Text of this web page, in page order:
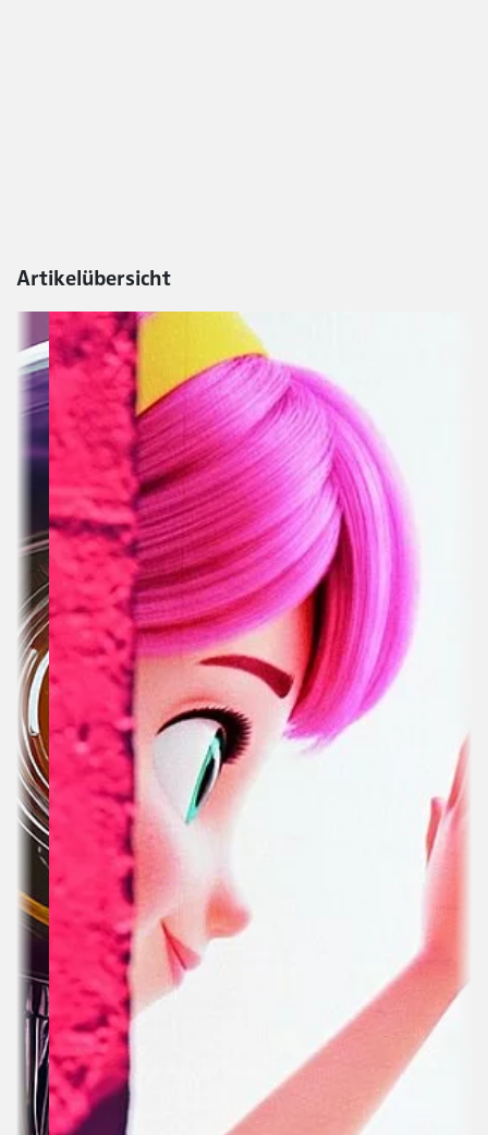
Artikelübersicht